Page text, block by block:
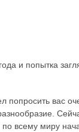
и попытка
вас
всему миру